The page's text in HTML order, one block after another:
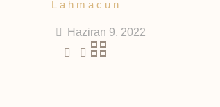
Lahmacun
Haziran 9, 2022